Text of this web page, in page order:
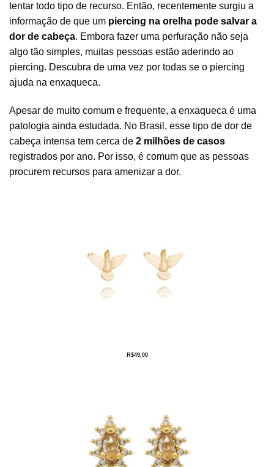
tentar todo tipo de recurso. Então, recentemente surgiu a
informação de que um piercing na orelha pode salvar a
dor de cabeça. Embora fazer uma perfuração não seja
algo tão simples, muitas pessoas estão aderindo ao
piercing. Descubra de uma vez por todas se o piercing
ajuda na enxaqueca.
Apesar de muito comum e frequente, a enxaqueca é uma
patologia ainda estudada. No Brasil, esse tipo de dor de
cabeça intensa tem cerca de 2 milhões de casos
registrados por ano. Por isso, é comum que as pessoas
procurem recursos para amenizar a dor.
R$49,00